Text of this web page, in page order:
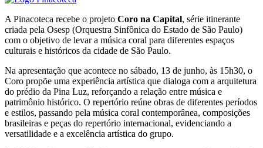
A Pinacoteca recebe o projeto Coro na Capital, série itinerante
criada pela Osesp (Orquestra Sinfônica do Estado de São Paulo)
com o objetivo de levar a música coral para diferentes espaços
culturais e históricos da cidade de São Paulo.
Na apresentação que acontece no sábado, 13 de junho, às 15h30, o
Coro propõe uma experiência artística que dialoga com a arquitetura
do prédio da Pina Luz, reforçando a relação entre música e
patrimônio histórico. O repertório reúne obras de diferentes períodos
e estilos, passando pela música coral contemporânea, composições
brasileiras e peças do repertório internacional, evidenciando a
versatilidade e a excelência artística do grupo.